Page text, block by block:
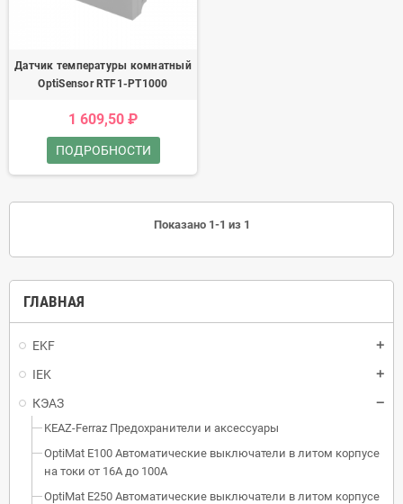
ГЛАВНАЯ
EKF
IEK
КЭАЗ
KEAZ-Ferraz Предохранители и аксессуары
OptiMat E100 Автоматические выключатели в литом корпусе
на токи от 16А до 100А
OptiMat E250 Автоматические выключатели в литом корпусе
Датчик температуры комнатный
OptiSensor RTF1-PT1000
1 609,50 ₽
ПОДРОБНОСТИ
Показано 1-1 из 1